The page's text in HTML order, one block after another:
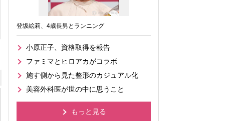
登坂絵莉、4歳長男とランニング
小原正子、資格取得を報告
ファミマとヒロアカがコラボ
施す側から見た整形のカジュアル化
美容外科医が世の中に思うこと
もっと見る